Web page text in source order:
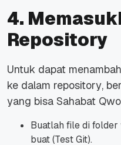
4.
Repository
Untuk dapat
ke dalam repository,
yang bisa Sahabat
Buatlah file di folder
buat (Test Git).